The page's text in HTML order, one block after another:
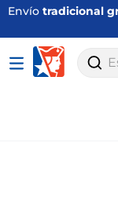
Envío tradicional